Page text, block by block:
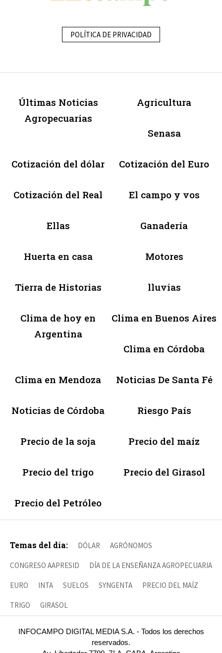
POLÍTICA DE PRIVACIDAD
Últimas Noticias
Agropecuarias
Agricultura
Senasa
Cotización del dólar Cotización del Euro
Cotización del Real El campo y vos
Ellas Ganadería
Huerta en casa Motores
Tierra de Historias lluvias
Clima de hoy en
Argentina
Clima en Buenos Aires
Clima en Córdoba
Clima en Mendoza Noticias De Santa Fé
Noticias de Córdoba Riesgo País
Precio de la soja Precio del maíz
Precio del trigo Precio del Girasol
Precio del Petróleo
Temas del día: DÓLAR AGRÓNOMOS
CONGRESO AAPRESID DÍA DE LA ENSEÑANZA AGROPECUARIA
EURO INTA SUELOS SYNGENTA PRECIO DEL MAÍZ
TRIGO GIRASOL
INFOCAMPO DIGITAL MEDIA S.A. - Todos los derechos
reservados.